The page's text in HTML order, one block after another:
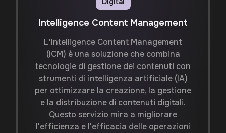
Intelligence Content Management
L'Intelligence Content Management
(ICM) è una soluzione che combina
tecnologie di gestione dei contenuti con
strumenti di intelligenza artificiale (IA)
per ottimizzare la creazione, la gestione
e la distribuzione di contenuti digitali.
Questo servizio mira a migliorare
l'efficienza e l'efficacia delle operazioni